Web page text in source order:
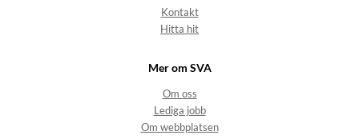
Kontakt
Hitta hit
Mer om SVA
Om oss
Lediga jobb
Om webbplatsen